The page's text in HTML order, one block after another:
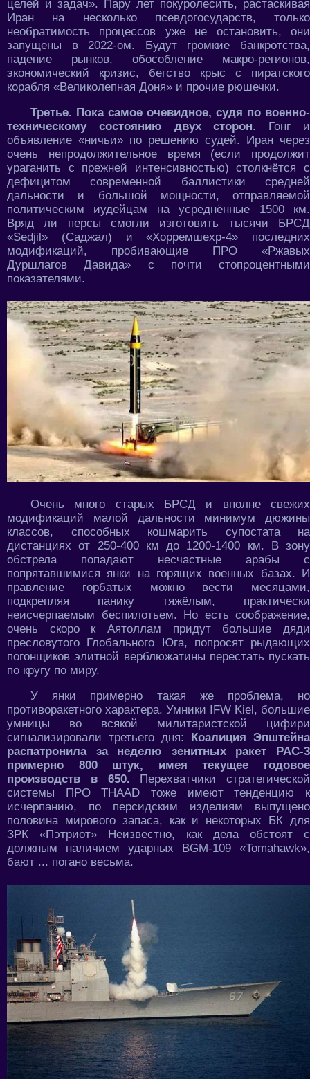
целей и задач». Пару лет покуролесить, растаскивая
Иран на несколько псевдогосударств, только
необратимость процессов уже не остановить, они
запущены в 2022-ом. Будут громкие банкротства,
падение рынков, обособление макро-регионов,
экономический кризис, бегство крыс с пиратского
корабля «Великолепная Доня» и прочие рюшечки.
Третье. Пока самое очевидное, судя по военно-
техническому состоянию двух сторон. Гонг и
объявление «ничьи» по решению судей. Иран через
очень непродолжительное время (если продолжит
ураганить с прежней интенсивностью) столкнётся с
дефицитом современной баллистики средней
дальности и большой мощности, отправляемой
политическим иудейцам на усреднённые 1500 км.
Вряд ли персы смогли изготовить тысячи БРСД
«Sedjil» (Саджал) и «Хорремшехр-4» последних
модификаций, пробивающие ПРО «Ржавых
Дуршлагов Давида» с почти стопроцентными
показателями.
Очень много старых БРСД и вполне свежих
модификаций малой дальности минимум дюжины
классов, способных кошмарить супостата на
дистанциях от 250-400 км до 1200-1400 км. В зону
обстрела попадают несчастные арабы с
попрятавшимися янки на горящих военных базах. И
правление горбатых можно вести месяцами,
подкрепляя панику тяжёлым, практически
неисчерпаемым беспилотьем. Но есть соображение,
очень скоро к Аятоллам придут большие дяди
пресловутого Глобального Юга, попросят рыдающих
погонщиков элитной верблюжатины перестать пускать
по кругу по миру.
У янки примерно такая же проблема, но
противоракетного характера. Умники IFW Kiel, большие
умницы во всякой милитаристской цифири
сигнализировали третьего дня: Коалиция Эпштейна
распатронила за неделю зенитных ракет PAC-3
примерно 800 штук, имея текущее годовое
производств в 650. Перехватчики стратегической
системы ПРО THAAD тоже имеют тенденцию к
исчерпанию, по персидским изделиям выпущено
половина мирового запаса, как и некоторых БК для
ЗРК «Пэтриот» Неизвестно, как дела обстоят с
должным наличием ударных BGM-109 «Tomahawk»,
бают ... погано весьма.